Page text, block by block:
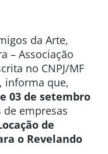
da Arte,
– Associação
no CNPJ/MF
informa que,
03 de setembro
empresas
de
o Revelando